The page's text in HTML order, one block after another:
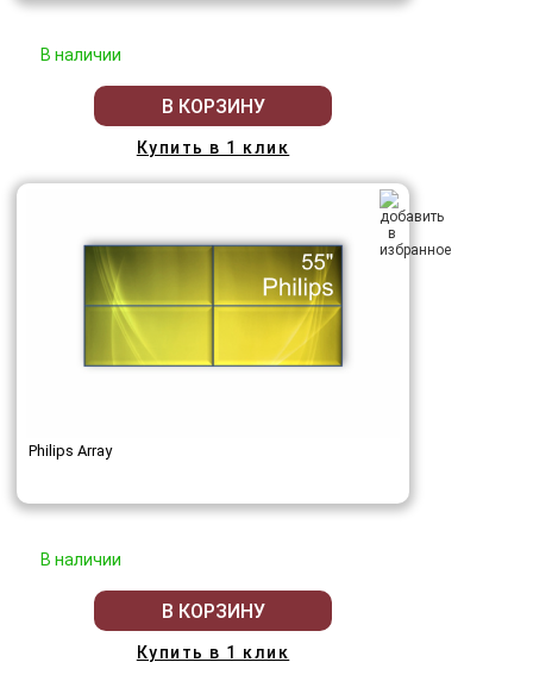
В наличии
В КОРЗИНУ
Купить в 1 клик
Philips Array
В наличии
В КОРЗИНУ
Купить в 1 клик